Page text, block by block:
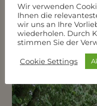
Wir verwenden
Ihnen die
wir uns an Ihre
wiederholen. Durch
stimmen Sie der
Cookie Settings